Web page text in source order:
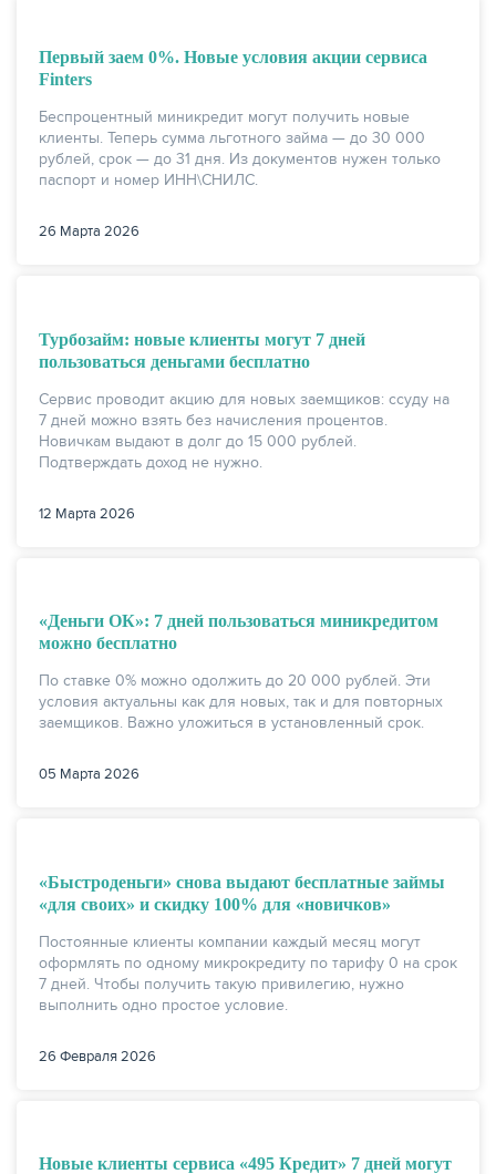
Первый заем 0%. Новые условия акции сервиса
Finters
Беспроцентный миникредит могут получить новые
клиенты. Теперь сумма льготного займа — до 30 000
рублей, срок — до 31 дня. Из документов нужен только
паспорт и номер ИНН\СНИЛС.
26 Марта 2026
Турбозайм: новые клиенты могут 7 дней
пользоваться деньгами бесплатно
Сервис проводит акцию для новых заемщиков: ссуду на
7 дней можно взять без начисления процентов.
Новичкам выдают в долг до 15 000 рублей.
Подтверждать доход не нужно.
12 Марта 2026
«Деньги ОК»: 7 дней пользоваться миникредитом
можно бесплатно
По ставке 0% можно одолжить до 20 000 рублей. Эти
условия актуальны как для новых, так и для повторных
заемщиков. Важно уложиться в установленный срок.
05 Марта 2026
«Быстроденьги» снова выдают бесплатные займы
«для своих» и скидку 100% для «новичков»
Постоянные клиенты компании каждый месяц могут
оформлять по одному микрокредиту по тарифу 0 на срок
7 дней. Чтобы получить такую привилегию, нужно
выполнить одно простое условие.
26 Февраля 2026
Новые клиенты сервиса «495 Кредит» 7 дней могут